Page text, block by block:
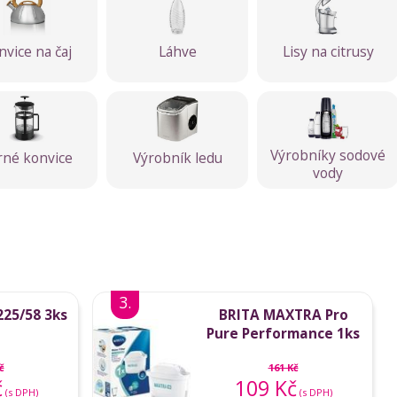
na čaj Láhve Lisy na citrusy
konvice Výrobník ledu
Výrobníky sodové
vody
58 3ks
(s DPH)
3.
BRITA MAXTRA Pro
Pure Performance 1ks
161 Kč
109 Kč(s DPH)